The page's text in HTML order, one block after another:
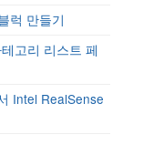
럭 만들기
고리 리스트 페
Intel RealSense